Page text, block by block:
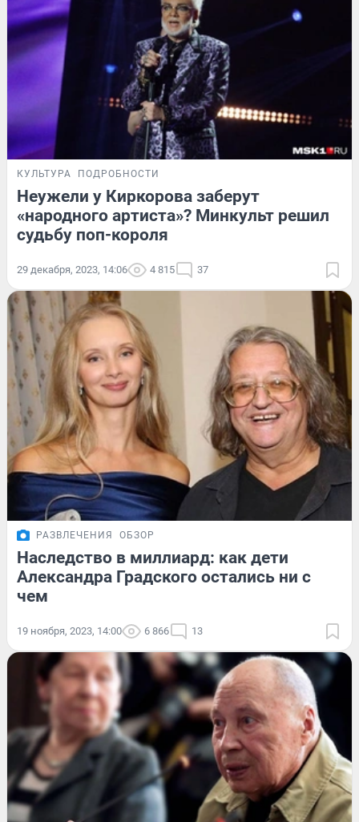
КУЛЬТУРА ПОДРОБНОСТИ
Неужели у Киркорова заберут
«народного артиста»? Минкульт решил
судьбу поп-короля
29 декабря, 2023, 14:06 4 815 37
РАЗВЛЕЧЕНИЯ ОБЗОР
Наследство в миллиард: как дети
Александра Градского остались ни с
чем
19 ноября, 2023, 14:00 6 866 13